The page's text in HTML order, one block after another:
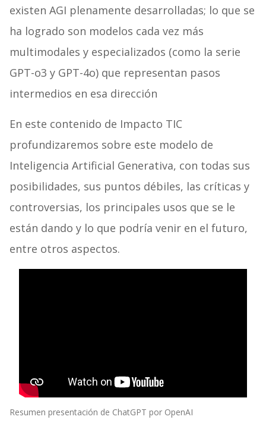
existen AGI plenamente desarrolladas; lo que se
ha logrado son modelos cada vez más
multimodales y especializados (como la serie
GPT-o3 y GPT-4o) que representan pasos
intermedios en esa dirección
En este contenido de Impacto TIC
profundizaremos sobre este modelo de
Inteligencia Artificial Generativa, con todas sus
posibilidades, sus puntos débiles, las críticas y
controversias, los principales usos que se le
están dando y lo que podría venir en el futuro,
entre otros aspectos.
Resumen presentación de ChatGPT por OpenAI